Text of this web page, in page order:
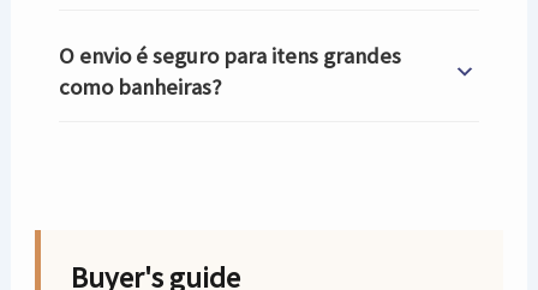
O envio é seguro para itens grandes
como banheiras?
Buyer's guide